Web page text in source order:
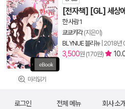
미리읽기
[전자책] [GL] 세상
한 사람 1
쿄쿄캬각(지은이)
BLYNUE 블리뉴| 2018년
3,500원 (170원)
로그인 전체 메뉴 회사 소개